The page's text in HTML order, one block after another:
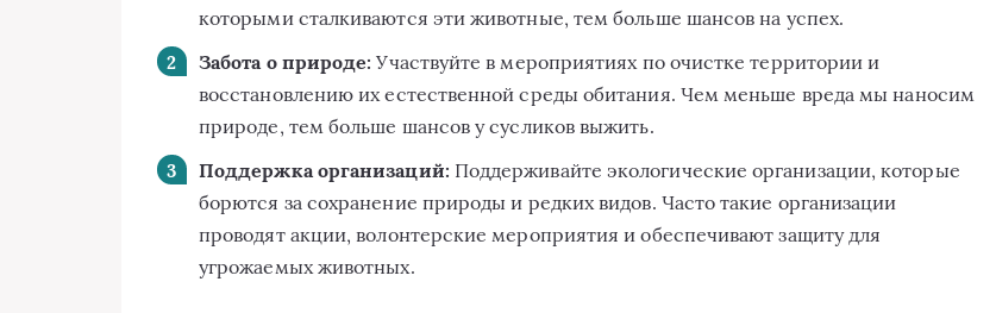
которыми сталкиваются эти животные, тем больше шансов на успех.
Забота о природе: Участвуйте в мероприятиях по очистке территории и
восстановлению их естественной среды обитания. Чем меньше вреда мы наносим
природе, тем больше шансов у сусликов выжить.
Поддержка организаций: Поддерживайте экологические организации, которые
борются за сохранение природы и редких видов. Часто такие организации
проводят акции, волонтерские мероприятия и обеспечивают защиту для
угрожаемых животных.